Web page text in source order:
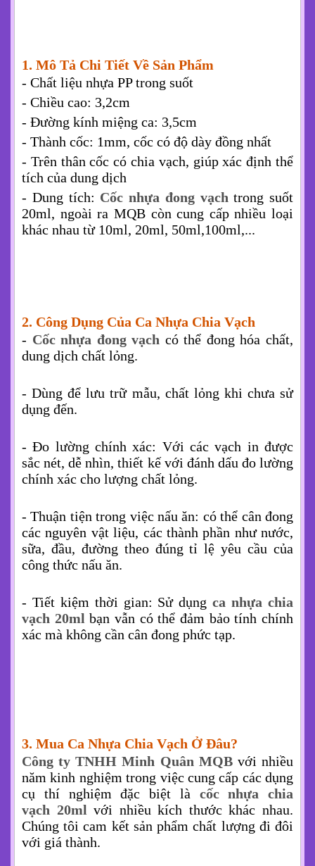
1. Mô Tả Chi Tiết Về Sản Phẩm
- Chất liệu nhựa PP trong suốt
- Chiều cao: 3,2cm
- Đường kính miệng ca: 3,5cm
- Thành cốc: 1mm, cốc có độ dày đồng nhất
- Trên thân cốc có chia vạch, giúp xác định thể
tích của dung dịch
- Dung tích: Cốc nhựa đong vạch trong suốt
20ml, ngoài ra MQB còn cung cấp nhiều loại
khác nhau từ 10ml, 20ml, 50ml,100ml,...
2. Công Dụng Của Ca Nhựa Chia Vạch
- Cốc nhựa đong vạch có thể đong hóa chất,
dung dịch chất lỏng.
- Dùng để lưu trữ mẫu, chất lỏng khi chưa sử
dụng đến.
- Đo lường chính xác: Với các vạch in được
sắc nét, dễ nhìn, thiết kế với đánh dấu đo lường
chính xác cho lượng chất lỏng.
- Thuận tiện trong việc nấu ăn: có thể cân đong
các nguyên vật liệu, các thành phần như nước,
sữa, đầu, đường theo đúng tỉ lệ yêu cầu của
công thức nấu ăn.
- Tiết kiệm thời gian: Sử dụngca nhựa chia
vạch 20ml bạn vẫn có thể đảm bảo tính chính
xác mà không cần cân đong phức tạp.
3. Mua Ca Nhựa Chia Vạch Ở Đâu?
Công ty TNHH Minh Quân MQBvới nhiều
năm kinh nghiệm trong việc cung cấp các dụng
cụ thí nghiệm đặc biệt là cốc nhựa chia
vạch 20ml với nhiều kích thước khác nhau.
Chúng tôi cam kết sản phẩm chất lượng đi đôi
với giá thành.